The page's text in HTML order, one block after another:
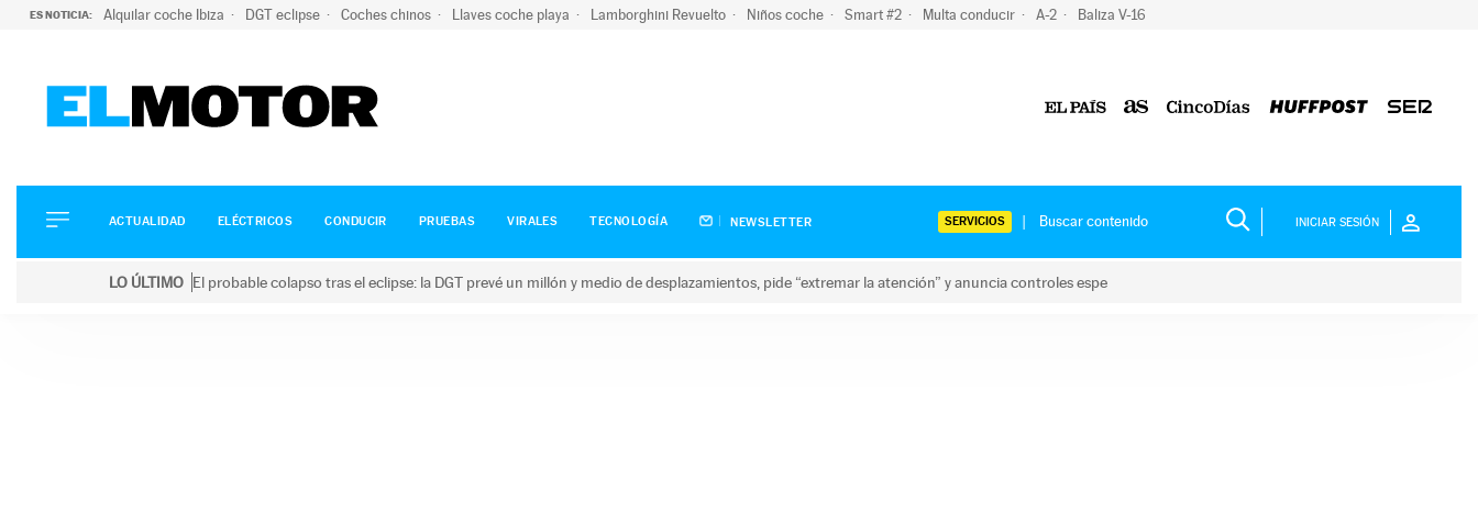
ES NOTICIA: Alquilar coche Ibiza DGT eclipse Coches chinos Llaves coche playa Lamborghini Revuelto Niños coche Smart #2 Multa conducir A-2 Baliza V-16
ELÉCTRICOS
CONDUCIR
ACTUALIDAD ELÉCTRICOS CONDUCIR PRUEBAS VIRALES TECNOLOGÍA NEWSLETTER SERVICIOS INICIAR SESIÓN
LO ÚLTIMO El probable colapso tras el eclipse: la DGT prevé un millón y medio de desplazamientos, pide “extremar la atención” y anuncia controles espe